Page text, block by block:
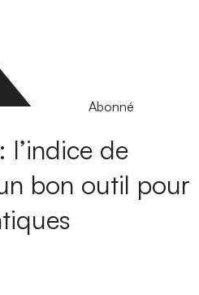
Abonné
de
bon outil pour